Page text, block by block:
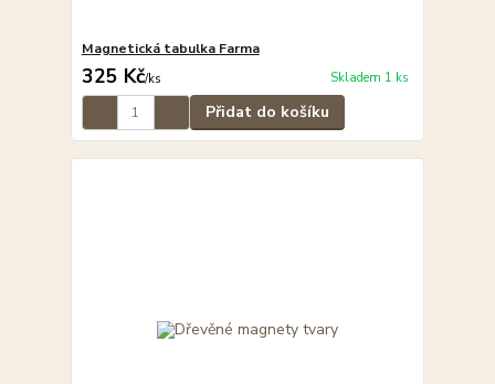
Magnetická tabulka Farma
325 Kč/ks Skladem 1 ks
Přidat do košíku